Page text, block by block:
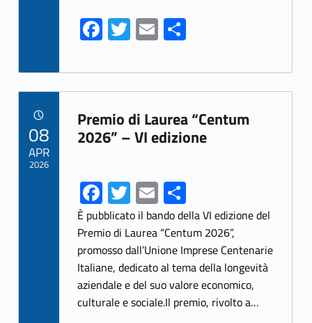
Fa
ce
b
o
o
k
T
w
itt
er
E
m
ai
l
S
h
ar
e
Link identifier archive #link-archive-58440
Premio di Laurea “Centum
2026” – VI edizione
Fa
ce
b
o
o
k
T
w
itt
er
E
m
ai
l
S
h
ar
e
È pubblicato il bando della VI edizione del
Premio di Laurea “Centum 2026”,
promosso dall’Unione Imprese Centenarie
Italiane, dedicato al tema della longevità
aziendale e del suo valore economico,
culturale e sociale.Il premio, rivolto a…
08
APR
2026